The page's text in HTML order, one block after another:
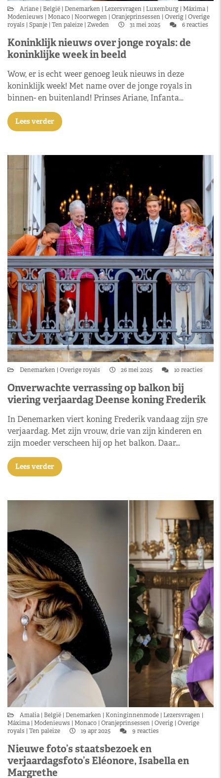
Ariane België Denemarken Lezersvragen Luxemburg Máxima
Modenieuws
Monaco Noorwegen Oranjeprinsessen Overig Overige
royals
Spanje Ten paleize Zweden 31 mei 2025 6 reacties
Koninklijk nieuws over jonge royals: de
koninklijke week in beeld
Wow, er is echt weer genoeg leuk nieuws in deze
koninklijk week! Met name over de jonge royals in
binnen- en buitenland! Prinses Ariane, Infanta…
Lees verder
Denemarken Overige royals 26 mei 2025 10 reacties
Onverwachte verrassing op balkon bij
viering verjaardag Deense koning Frederik
In Denemarken viert koning Frederik vandaag zijn 57e
verjaardag. Met zijn vrouw, drie van zijn kinderen en
zijn moeder verscheen hij op het balkon. Daar…
Lees verder
Amalia België Denemarken Koninginnenmode Lezersvragen
Máxima Modenieuws Monaco Oranjeprinsessen Overig Overige
royals
Ten paleize 19 apr 2025 9 reacties
Nieuwe foto’s staatsbezoek en
verjaardagsfoto’s Eléonore, Isabella en
Margrethe